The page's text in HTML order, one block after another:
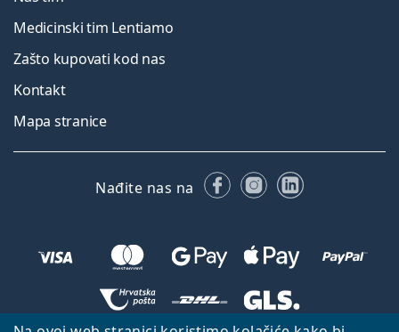
Medicinski tim Lentiamo
Zašto kupovati kod nas
Kontakt
Mapa stranice
Nađite nas na FacebookuInstagramu
LinkedIn